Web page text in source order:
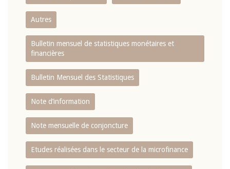
Autres
Bulletin mensuel de statistiques monétaires et
financières
Bulletin Mensuel des Statistiques
Note d’information
Note mensuelle de conjoncture
Etudes réalisées dans le secteur de la microfinance